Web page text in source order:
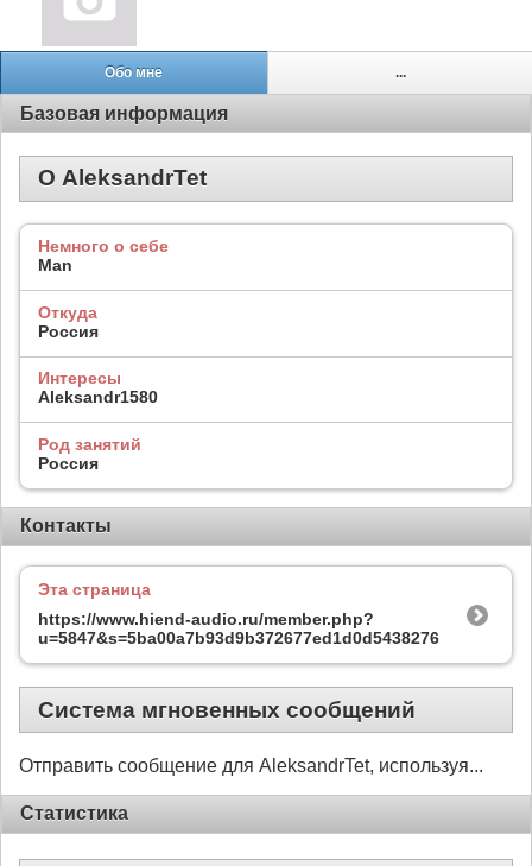
Обо мне ...
Базовая информация
О AleksandrTet
Немного о себе
Man
Откуда
Россия
Интересы
Aleksandr1580
Род занятий
Россия
Контакты
Эта страница
https://www.hiend-audio.ru/member.php?
u=5847&s=5ba00a7b93d9b372677ed1d0d5438276
Система мгновенных сообщений
Отправить сообщение для AleksandrTet, используя...
Статистика